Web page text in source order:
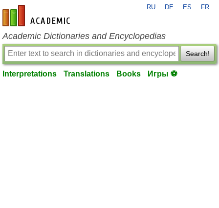
en-academic.com
RU DE ES FR
Academic Dictionaries and Encyclopedias
Search!
Interpretations Translations Books Игры ⚽